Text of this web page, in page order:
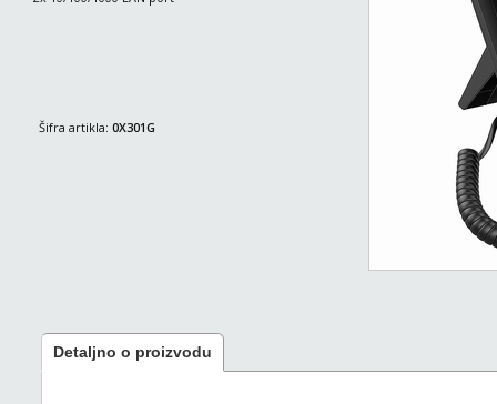
Šifra artikla: 0X301G
Detaljno o proizvodu